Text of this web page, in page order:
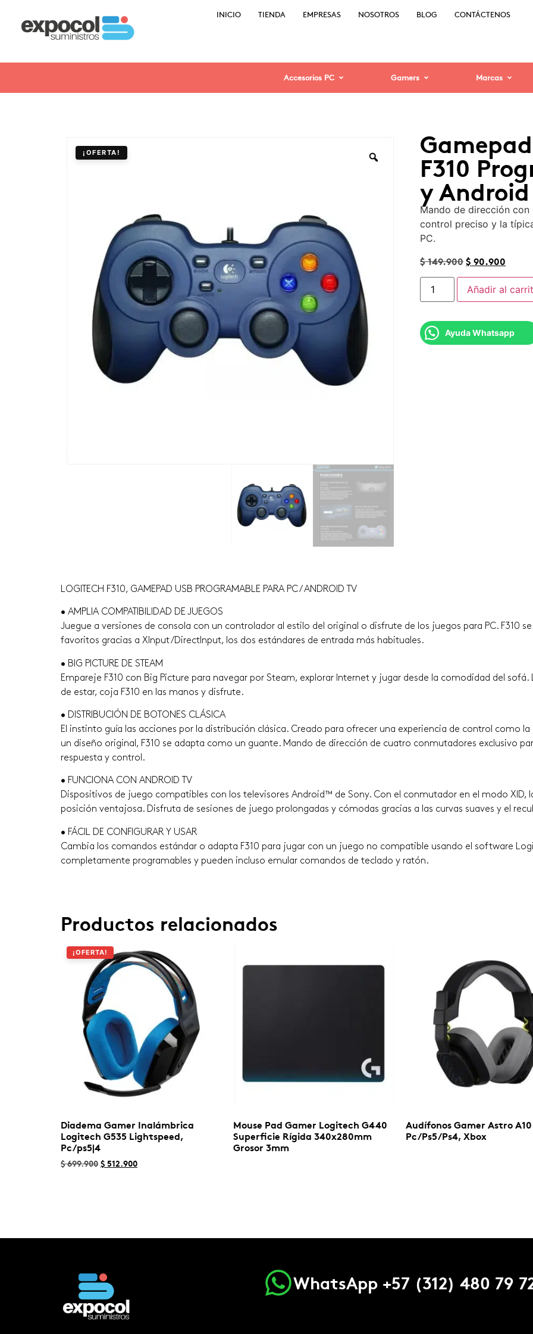
INICIO TIENDA EMPRESAS NOSOTROS BLOG CONTÁCTENOS
Accesorios PC Gamers Marcas
¡OFERTA! F310
y
Mando de dirección
control preciso y la
PC.
$149.900$ 90.900
Añadir al
Ayuda Whatsapp
LOGITECH F310, GAMEPAD USB PROGRAMABLE PARA PC / ANDROID TV
• AMPLIA COMPATIBILIDAD DE JUEGOS
Juegue a versiones de consola con un controlador al estilo del original o disfrute de los juegos para PC. F310
favoritos gracias a XInput/DirectInput, los dos estándares de entrada más habituales.
• BIG PICTURE DE STEAM
Empareje F310 con Big Picture para navegar por Steam, explorar Internet y jugar desde la comodidad del
de estar, coja F310 en las manos y disfrute.
• DISTRIBUCIÓN DE BOTONES CLÁSICA
El instinto guía las acciones por la distribución clásica. Creado para ofrecer una experiencia de control como
un diseño original, F310 se adapta como un guante. Mando de dirección de cuatro conmutadores exclusivo
respuesta y control.
• FUNCIONA CON ANDROID TV
Dispositivos de juego compatibles con los televisores Android™ de Sony. Con el conmutador en el modo
posición ventajosa. Disfruta de sesiones de juego prolongadas y cómodas gracias a las curvas suaves y el
• FÁCIL DE CONFIGURAR Y USAR
Cambia los comandos estándar o adapta F310 para jugar con un juego no compatible usando el software
completamente programables y pueden incluso emular comandos de teclado y ratón.
Productos relacionados
¡OFERTA!
Diadema Gamer Inalámbrica
Logitech G535 Lightspeed,
Pc/ps5|4
$699.900 $ 512.900
Mouse Pad Gamer Logitech G440
Superficie Rígida 340x280mm
Grosor 3mm
Audífonos Gamer Astro
Pc/Ps5/Ps4, Xbox
WhatsApp +57 (312) 480 79